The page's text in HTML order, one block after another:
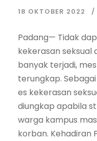
18 OKTOBER 2022
Padang— Tidak
kekerasan seksual
banyak terjadi,
terungkap.
es kekerasan
diungkap apabila
warga kampus
korban. Kehadiran